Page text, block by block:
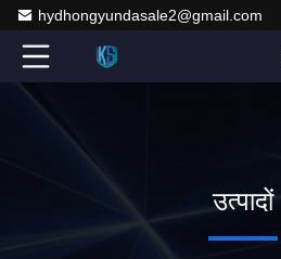
hydhongyundasale2@gmail.com
उत्पादों